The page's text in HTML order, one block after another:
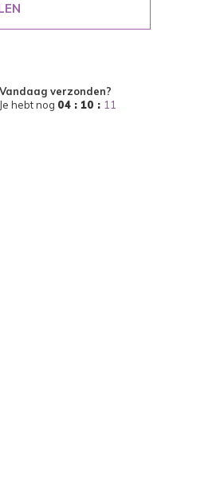
Vandaag verzonden?
Je hebt nog 04 : 10 : 10